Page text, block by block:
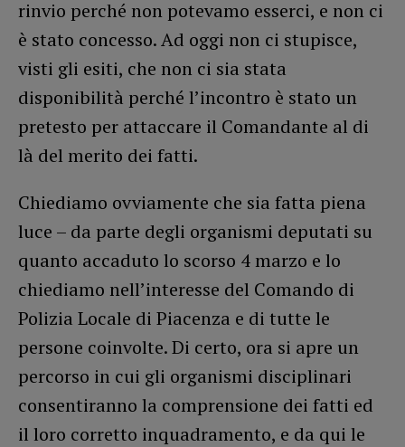
rinvio perché non potevamo esserci, e non ci
è stato concesso. Ad oggi non ci stupisce,
visti gli esiti, che non ci sia stata
disponibilità perché l’incontro è stato un
pretesto per attaccare il Comandante al di
là del merito dei fatti.
Chiediamo ovviamente che sia fatta piena
luce – da parte degli organismi deputati su
quanto accaduto lo scorso 4 marzo e lo
chiediamo nell’interesse del Comando di
Polizia Locale di Piacenza e di tutte le
persone coinvolte. Di certo, ora si apre un
percorso in cui gli organismi disciplinari
consentiranno la comprensione dei fatti ed
il loro corretto inquadramento, e da qui le